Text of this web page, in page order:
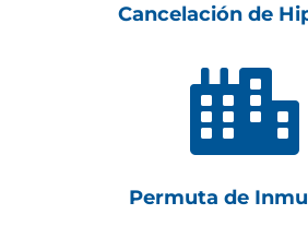
Cancelación de

Permuta de